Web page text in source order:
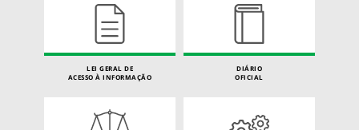
LEI GERAL DE
ACESSO À INFORMAÇÃO
DIÁRIO
OFICIAL